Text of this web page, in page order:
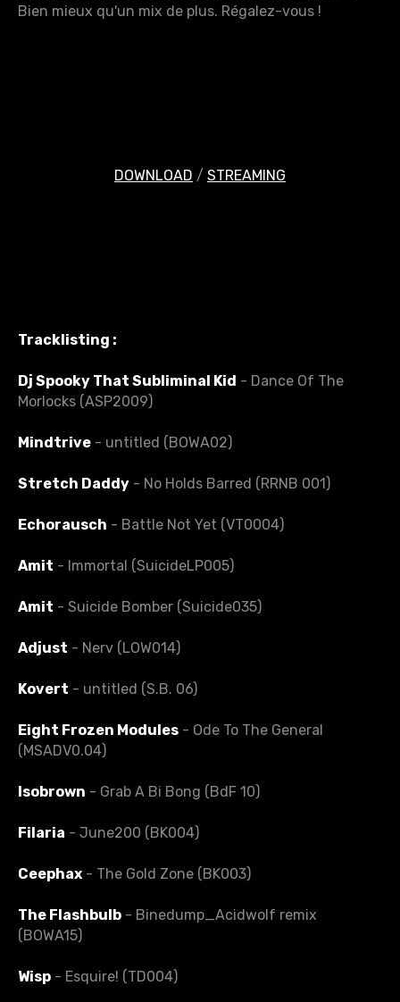
Bien mieux qu'un mix de plus. Régalez-vous !
DOWNLOAD / STREAMING
Tracklisting :
Dj Spooky That Subliminal Kid - Dance Of The
Morlocks (ASP2009)
Mindtrive - untitled (BOWA02)
Stretch Daddy - No Holds Barred (RRNB 001)
Echorausch - Battle Not Yet (VT0004)
Amit - Immortal (SuicideLP005)
Amit - Suicide Bomber (Suicide035)
Adjust - Nerv (LOW014)
Kovert - untitled (S.B. 06)
Eight Frozen Modules - Ode To The General
(MSADV0.04)
Isobrown - Grab A Bi Bong (BdF 10)
Filaria - June200 (BK004)
Ceephax - The Gold Zone (BK003)
The Flashbulb - Binedump_Acidwolf remix
(BOWA15)
Wisp - Esquire! (TD004)